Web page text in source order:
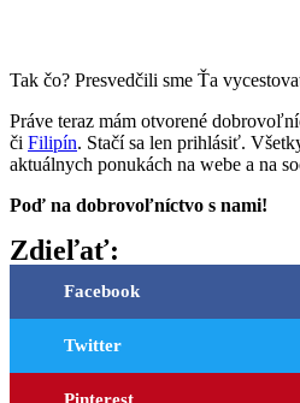
Tak čo? Presvedčili sme Ťa
Práve teraz mám otvorené
či Filipín. Stačí sa len prihlásiť.
aktuálnych ponukách na webe a na
Poď na dobrovoľníctvo s nami!
Zdieľať:
Facebook
Twitter